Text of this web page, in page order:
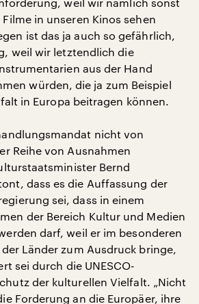
in unseren Kinos sehen
ist das ja auch so gefährlich,
weil wir letztendlich die
aus der Hand
würden, die ja zum Beispiel
in Europa beitragen können.
nicht von
Reihe von Ausnahmen
Bernd
dass es die Auffassung der
sei, dass in einem
der Bereich Kultur und Medien
darf, weil er im besonderen
Länder zum Ausdruck bringe,
sei durch die UNESCO-
der kulturellen Vielfalt. „Nicht
Forderung an die Europäer, ihre